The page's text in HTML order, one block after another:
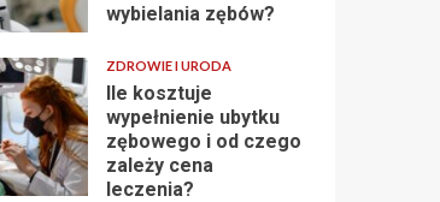
wybielania zębów?
ZDROWIE I URODA
Ile kosztuje
wypełnienie ubytku
zębowego i od czego
zależy cena
leczenia?